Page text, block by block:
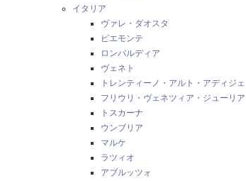
イタリア
ヴァレ・ダオスタ
ピエモンテ
ロンバルディア
ヴェネト
トレンティーノ・アルト・アディジェ
フリウリ・ヴェネツィア・ジューリア
トスカーナ
ウンブリア
マルケ
ラツィオ
アブルッツォ